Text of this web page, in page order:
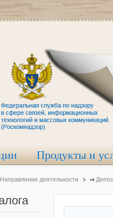
Продукты и
Направление деятельности ⇒